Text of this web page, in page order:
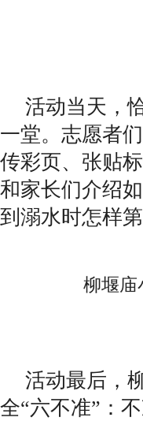
活动当天，
一堂。志愿者
传彩页、张贴
和家长们介绍
到溺水时怎样
柳堰庙
活动最后，
全“六不准”：